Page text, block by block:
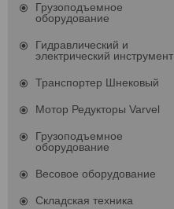
Грузоподъемное
оборудование
Гидравлический и
электрический инструмент
Транспортер Шнековый
Мотор Редукторы Varvel
Грузоподъемное
оборудование
Весовое оборудование
Складская техника